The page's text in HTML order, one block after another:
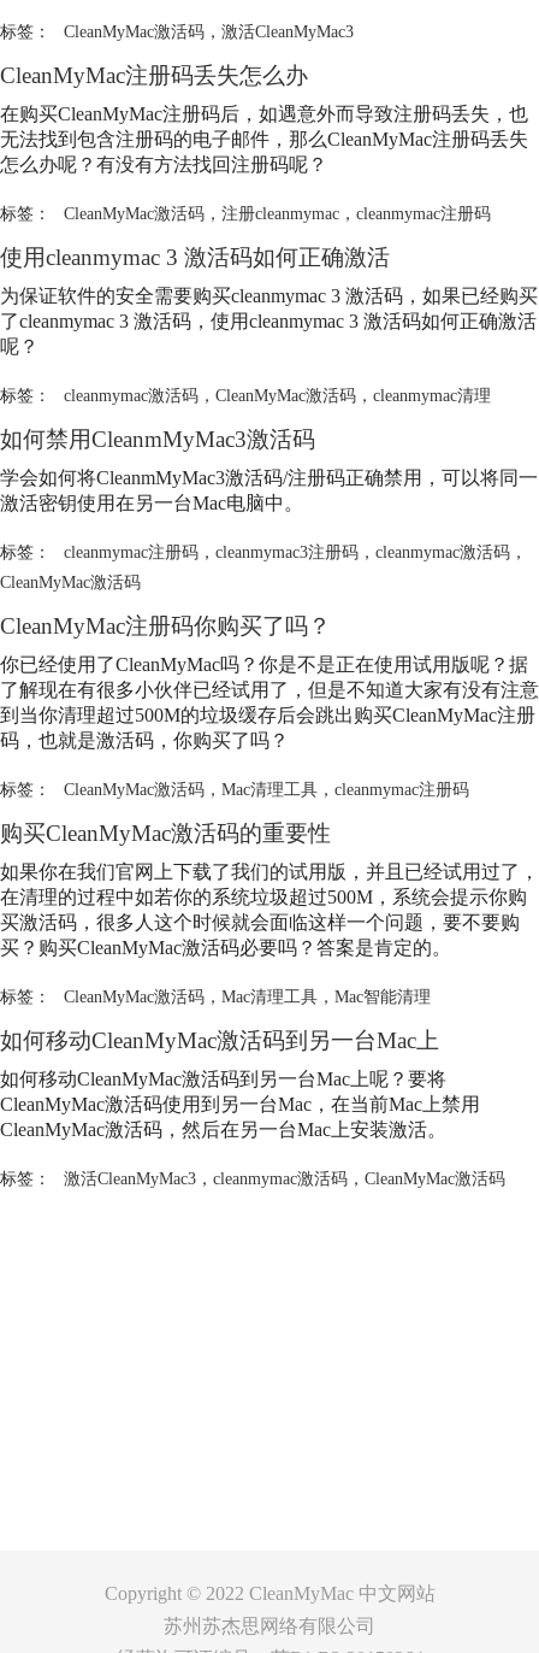
标签： CleanMyMac激活码， 激活CleanMyMac3
CleanMyMac注册码丢失怎么办
在购买CleanMyMac注册码后，如遇意外而导致注册码丢失，也
无法找到包含注册码的电子邮件，那么CleanMyMac注册码丢失
怎么办呢？有没有方法找回注册码呢？
标签： CleanMyMac激活码， 注册cleanmymac， cleanmymac注册码
使用cleanmymac 3 激活码如何正确激活
为保证软件的安全需要购买cleanmymac 3 激活码，如果已经购买
了cleanmymac 3 激活码，使用cleanmymac 3 激活码如何正确激活
呢？
标签： cleanmymac激活码， CleanMyMac激活码， cleanmymac清理
如何禁用CleanmMyMac3激活码
学会如何将CleanmMyMac3激活码/注册码正确禁用，可以将同一
激活密钥使用在另一台Mac电脑中。
标签： cleanmymac注册码， cleanmymac3注册码， cleanmymac激活码，
CleanMyMac激活码
CleanMyMac注册码你购买了吗？
你已经使用了CleanMyMac吗？你是不是正在使用试用版呢？据
了解现在有很多小伙伴已经试用了，但是不知道大家有没有注意
到当你清理超过500M的垃圾缓存后会跳出购买CleanMyMac注册
码，也就是激活码，你购买了吗？
标签： CleanMyMac激活码， Mac清理工具， cleanmymac注册码
购买CleanMyMac激活码的重要性
如果你在我们官网上下载了我们的试用版，并且已经试用过了，
在清理的过程中如若你的系统垃圾超过500M，系统会提示你购
买激活码，很多人这个时候就会面临这样一个问题，要不要购
买？购买CleanMyMac激活码必要吗？答案是肯定的。
标签： CleanMyMac激活码， Mac清理工具， Mac智能清理
如何移动CleanMyMac激活码到另一台Mac上
如何移动CleanMyMac激活码到另一台Mac上呢？要将
CleanMyMac激活码使用到另一台Mac，在当前Mac上禁用
CleanMyMac激活码 ，然后在另一台Mac上安装激活。
标签： 激活CleanMyMac3， cleanmymac激活码， CleanMyMac激活码
Copyright © 2022 CleanMyMac 中文网站
苏州苏杰思网络有限公司